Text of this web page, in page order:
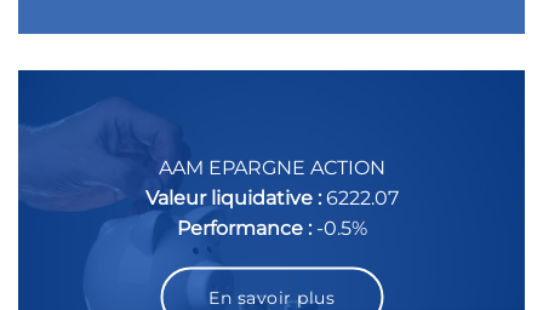
AAM EPARGNE ACTION
Valeur liquidative : 6222.07
Performance : -0.5%
En savoir plus